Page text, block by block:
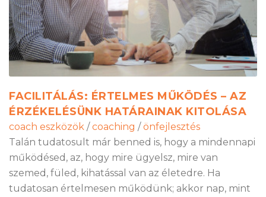
FACILITÁLÁS: ÉRTELMES MŰKÖDÉS – AZ
ÉRZÉKELÉSÜNK HATÁRAINAK KITOLÁSA
coach eszközök / coaching / önfejlesztés
Talán tudatosult már benned is, hogy a mindennapi
működésed, az, hogy mire ügyelsz, mire van
szemed, füled, kihatással van az életedre. Ha
tudatosan értelmesen működünk; akkor nap, mint